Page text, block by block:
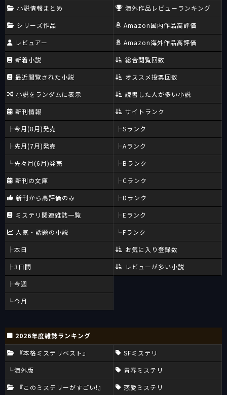
小説情報まとめ
シリーズ作品
レビュアー
新着小説
最近閲覧された小説
小説をランダムに表示
新刊情報
今月(8月)発売
先月(7月)発売
先々月(6月)発売
新刊の文庫
新刊から高評価のみ
ミステリ関連雑誌一覧
人気・話題の小説
本日
3日間
今週
今月
海外作品レビューランキング
Amazon国内作品高評価
Amazon海外作品高評価
総合閲覧回数
オススメ投票回数
読書した人が多い小説
サイトランク
Sランク
Aランク
Bランク
Cランク
Dランク
Eランク
Fランク
お気に入り登録数
レビューが多い小説
2026年度雑誌ランキング
『本格ミステリベスト』
海外版
『このミステリーがすごい!』
SFミステリ
青春ミステリ
恋愛ミステリ